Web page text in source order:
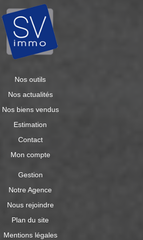
Nos outils
Nos actualités
Nos biens vendus
Estimation
Contact
Mon compte
Gestion
Notre Agence
Nous rejoindre
Plan du site
Mentions légales